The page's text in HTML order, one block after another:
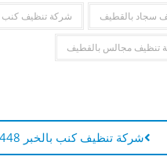
سجاد بالقطيف شركة تنظيف كنب
تنظيف مجالس بالقطيف
شركة تنظيف كنب بالخبر 0539351448